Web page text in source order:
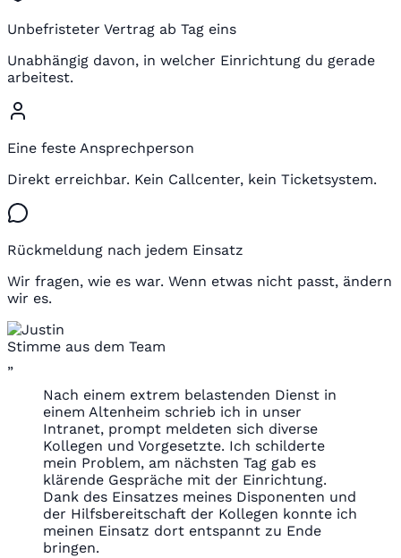
Unbefristeter Vertrag ab Tag eins
Unabhängig davon, in welcher Einrichtung du gerade
arbeitest.
Eine feste Ansprechperson
Direkt erreichbar. Kein Callcenter, kein Ticketsystem.
Rückmeldung nach jedem Einsatz
Wir fragen, wie es war. Wenn etwas nicht passt, ändern
wir es.
Stimme aus dem Team
„
Nach einem extrem belastenden Dienst in
einem Altenheim schrieb ich in unser
Intranet, prompt meldeten sich diverse
Kollegen und Vorgesetzte. Ich schilderte
mein Problem, am nächsten Tag gab es
klärende Gespräche mit der Einrichtung.
Dank des Einsatzes meines Disponenten und
der Hilfsbereitschaft der Kollegen konnte ich
meinen Einsatz dort entspannt zu Ende
bringen.